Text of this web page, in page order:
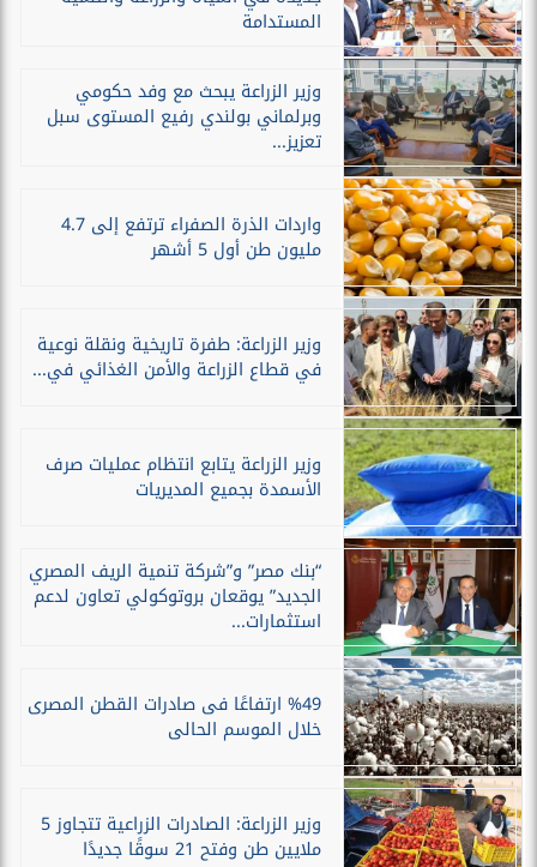
المستدامة
وزير الزراعة يبحث مع وفد حكومي
وبرلماني بولندي رفيع المستوى سبل
تعزيز...
واردات الذرة الصفراء ترتفع إلى 4.7
مليون طن أول 5 أشهر
وزير الزراعة: طفرة تاريخية ونقلة نوعية
في قطاع الزراعة والأمن الغذائي في...
وزير الزراعة يتابع انتظام عمليات صرف
الأسمدة بجميع المديريات
“بنك مصر” و”شركة تنمية الريف المصري
الجديد” يوقعان بروتوكولي تعاون لدعم
استثمارات...
%49 ارتفاعًا فى صادرات القطن المصرى
خلال الموسم الحالى
وزير الزراعة: الصادرات الزراعية تتجاوز 5
ملايين طن وفتح 21 سوقًا جديدًا